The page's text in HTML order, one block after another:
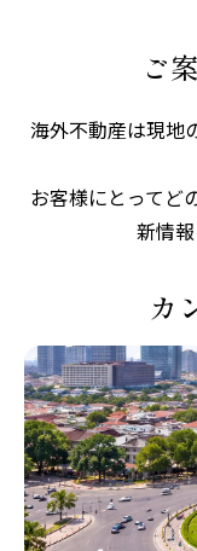
ご
海外不動産は現地
お客様にとってど
新情
カ